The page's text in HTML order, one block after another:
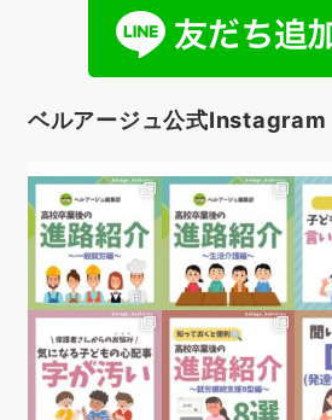
ベルアージュ公式Instagram